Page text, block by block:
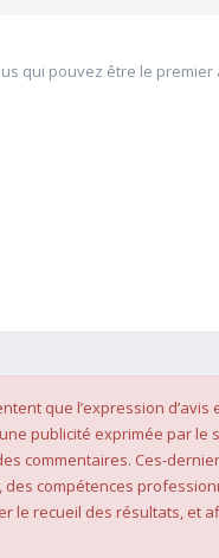
qui pouvez être le premier
que l’expression d’avis
publicité exprimée par le
commentaires. Ces-
compétences
le recueil des résultats, et